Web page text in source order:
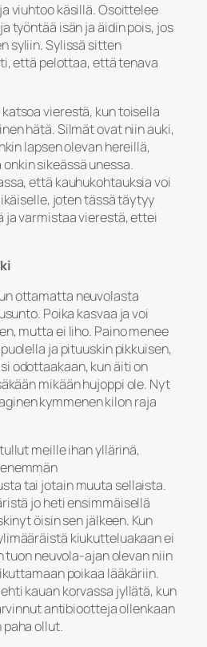
viuhtoo käsillä. Osoittelee
työntää isän ja äidin pois, jos
syliin. Sylissä sitten
että pelottaa, että tenava
vierestä, kun toisella
hätä. Silmät ovat niin auki,
lapsen olevan hereillä,
sikeässä unessa.
että kauhukohtauksia voi
joten tässä täytyy
ja varmistaa vierestä, ettei
ottamatta neuvolasta
Poika kasvaa ja voi
mutta ei liho. Paino menee
ja pituuskin pikkuisen,
odottaakaan, kun äiti on
mikään hujoppi ole. Nyt
kymmenen kilon raja
meille ihan yllärinä,
tai jotain muuta sellaista.
jo heti ensimmäisellä
öisin sen jälkeen. Kun
kiukutteluakaan ei
neuvola-ajan olevan niin
poikaa lääkäriin.
kauan korvassa jyllätä, kun
antibiootteja ollenkaan
ollut.